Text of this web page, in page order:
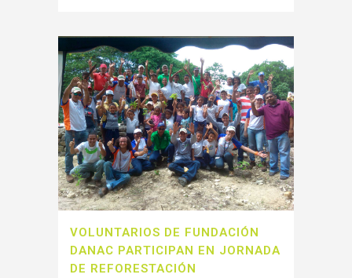
VOLUNTARIOS DE FUNDACIÓN
DANAC PARTICIPAN EN JORNADA
DE REFORESTACIÓN